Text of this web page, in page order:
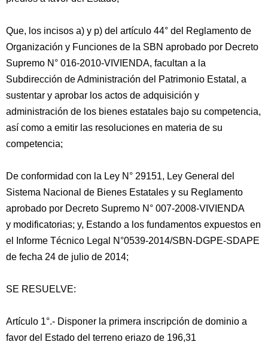
Que, los incisos a) y p) del artículo 44° del Reglamento de
Organización y Funciones de la SBN aprobado por Decreto
Supremo N° 016-2010-VIVIENDA, facultan a la
Subdirección de Administración del Patrimonio Estatal, a
sustentar y aprobar los actos de adquisición y
administración de los bienes estatales bajo su competencia,
así como a emitir las resoluciones en materia de su
competencia;
De conformidad con la Ley N° 29151, Ley General del
Sistema Nacional de Bienes Estatales y su Reglamento
aprobado por Decreto Supremo N° 007-2008-VIVIENDA
y modificatorias; y, Estando a los fundamentos expuestos en
el Informe Técnico Legal N°0539-2014/SBN-DGPE-SDAPE
de fecha 24 de julio de 2014;
SE RESUELVE:
Artículo 1°.- Disponer la primera inscripción de dominio a
favor del Estado del terreno eriazo de 196,31